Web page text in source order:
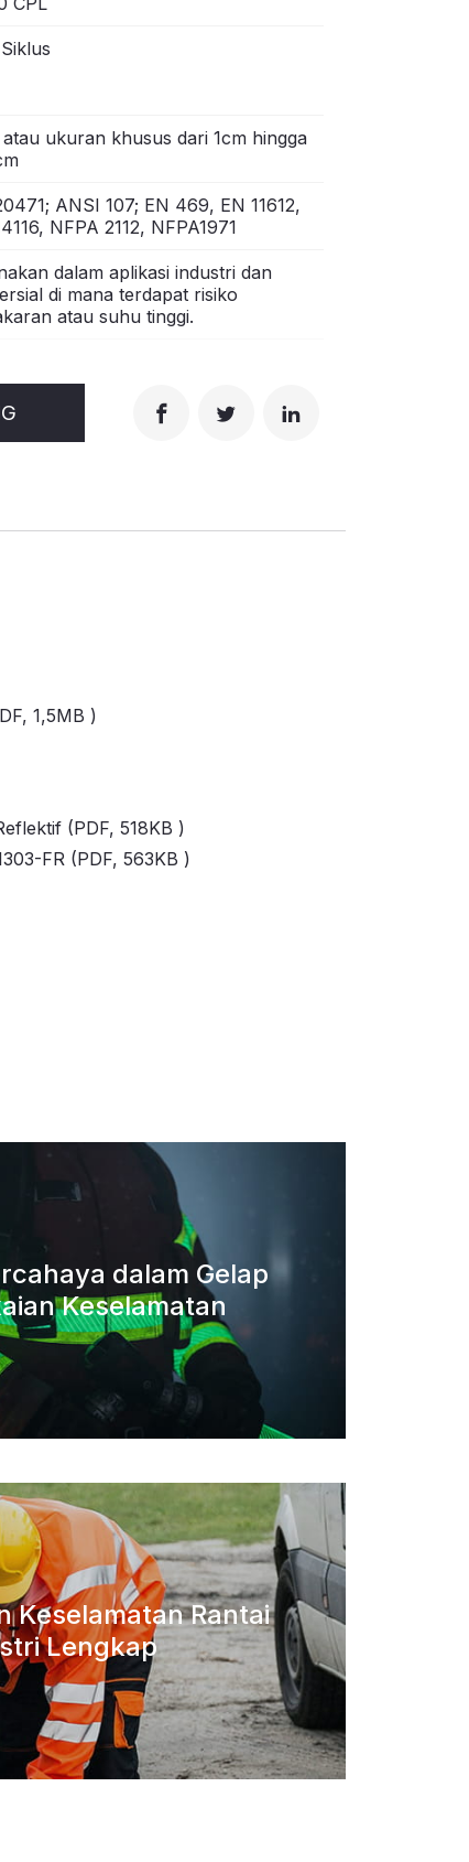
ukuran khusus dari 1cm hingga
ANSI 107; EN 469, EN 11612,
NFPA 2112, NFPA1971
dalam aplikasi industri dan
di mana terdapat risiko
atau suhu tinggi.
1,5MB )
(PDF, 518KB )
FR (PDF, 563KB )
dalam Gelap
Keselamatan
Keselamatan Rantai
Lengkap